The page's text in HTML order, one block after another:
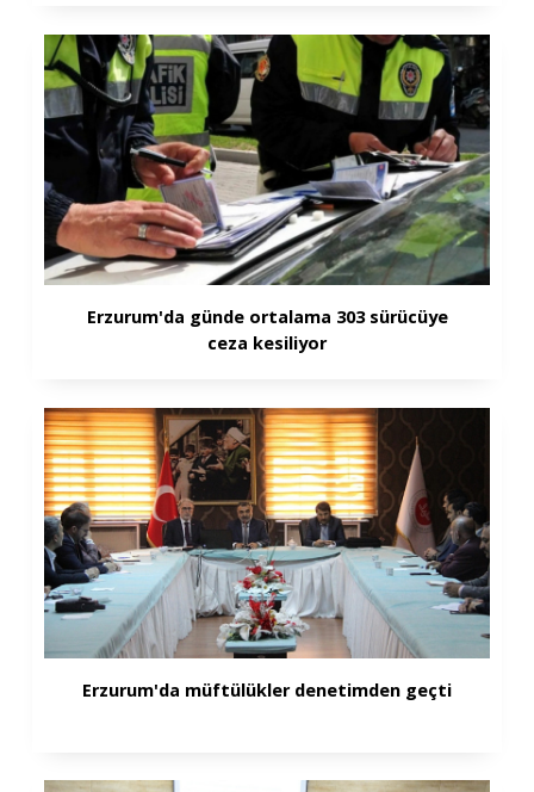
Erzurum'da günde ortalama 303 sürücüye
ceza kesiliyor
Erzurum'da müftülükler denetimden geçti